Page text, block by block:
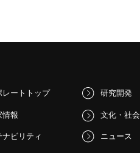
レートトップ
情報
ナビリティ
研究開発
文化・社会
ニュース